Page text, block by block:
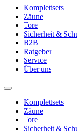
Komplettsets
Zäune
Tore
Sicherheit &
B2B
Ratgeber
Service
Über uns
Komplettsets
Zäune
Tore
Sicherheit &